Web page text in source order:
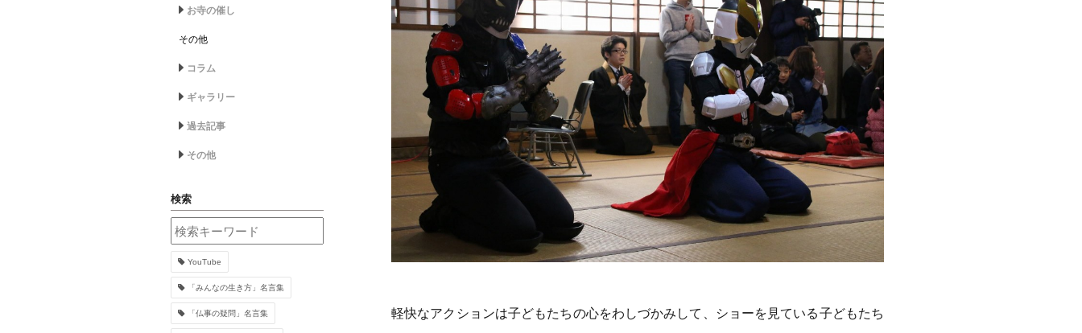
軽快なアクションは子どもたちの心をわしづかみして、ショーを見ている子どもたち
お寺の催し
その他
コラム
ギャラリー
過去記事
その他
検索
YouTube
「みんなの生き方」名言集
「仏事の疑問」名言集